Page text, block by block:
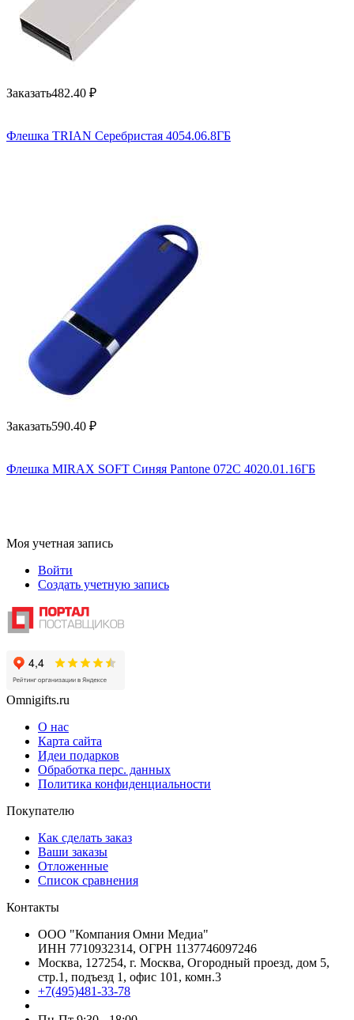
Заказать482.40 ₽
Флешка TRIAN Серебристая 4054.06.8ГБ
Заказать590.40 ₽
Флешка MIRAX SOFT Синяя Pantone 072C 4020.01.16ГБ
Моя учетная запись
Войти
Создать учетную запись
Omnigifts.ru
О нас
Карта сайта
Идеи подарков
Обработка перс. данных
Политика конфиденциальности
Покупателю
Как сделать заказ
Ваши заказы
Отложенные
Список сравнения
Контакты
ООО "Компания Омни Медиа"
ИНН 7710932314, ОГРН 1137746097246
Москва, 127254, г. Москва, Огородный проезд, дом 5,
стр.1, подъезд 1, офис 101, комн.3
+7(495)481-33-78